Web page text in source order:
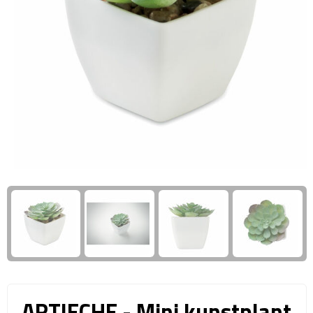
Business trolleys
Documententassen
Kledingtassen
Laptophoezen & -tassen
Reistassen & Trolleys
Reistassen
Trolleys
Giftcards
Wellness Giftsets